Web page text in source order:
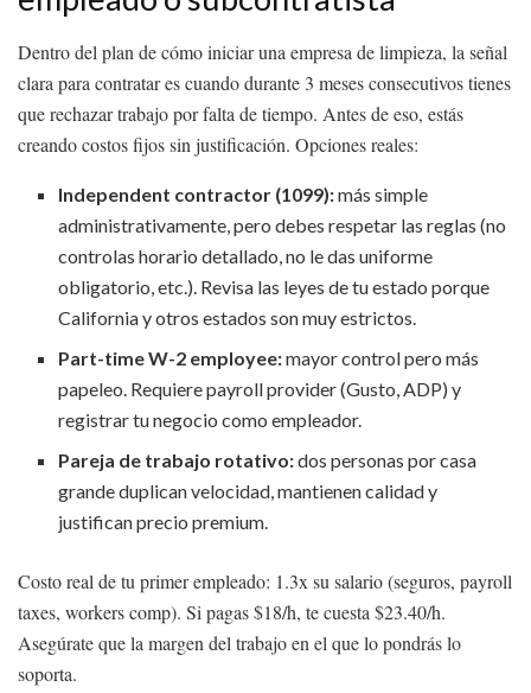
Dentro del plan de cómo iniciar una empresa de limpieza, la señal
clara para contratar es cuando durante 3 meses consecutivos tienes
que rechazar trabajo por falta de tiempo. Antes de eso, estás
creando costos fijos sin justificación. Opciones reales:
Independent contractor (1099):más simple
administrativamente, pero debes respetar las reglas (no
controlas horario detallado, no le das uniforme
obligatorio, etc.). Revisa las leyes de tu estado porque
California y otros estados son muy estrictos.
Part-time W-2 employee:mayor control pero más
papeleo. Requiere payroll provider (Gusto, ADP) y
registrar tu negocio como empleador.
Pareja de trabajo rotativo:dos personas por casa
grande duplican velocidad, mantienen calidad y
justifican precio premium.
Costo real de tu primer empleado: 1.3x su salario (seguros, payroll
taxes, workers comp). Si pagas $18/h, te cuesta $23.40/h.
Asegúrate que la margen del trabajo en el que lo pondrás lo
soporta.